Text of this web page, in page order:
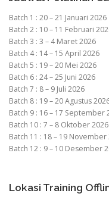
Batch 1 : 20 – 21 Januari 2026
Batch 2 : 10 – 11 Februari
Batch 3 : 3 – 4 Maret 2026
Batch 4 : 14 – 15 April 2026
Batch 5 : 19 – 20 Mei 2026
Batch 6 : 24 – 25 Juni 2026
Batch 7 : 8 – 9 Juli 2026
Batch 8 : 19 – 20 Agustus
Batch 9 : 16 – 17 September
Batch 10 : 7 – 8 Oktober 2026
Batch 11 : 18 – 19 November
Batch 12 : 9 – 10 Desember
Lokasi Training